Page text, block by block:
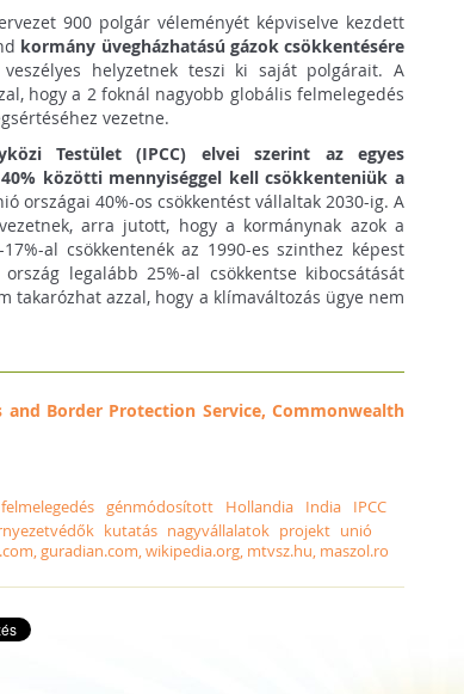
900 polgár véleményét képviselve kezdett
kormány üvegházhatású gázok csökkentésére
helyzetnek teszi ki saját polgárait. A
hogy a 2 foknál nagyobb globális felmelegedés
vezetne.
Testület (IPCC) elvei szerint az egyes
közötti mennyiséggel kell csökkenteniük a
országai 40%-os csökkentést vállaltak 2030-ig. A
arra jutott, hogy a kormánynak azok a
al csökkentenék az 1990-es szinthez képest
legalább 25%-al csökkentse kibocsátását
takarózhat azzal, hogy a klímaváltozás ügye nem
and Border Protection Service, Commonwealth
felmelegedés génmódosított Hollandia India
IPCC
kutatás nagyvállalatok projekt unió
guradian.com, wikipedia.org, mtvsz.hu, maszol.ro